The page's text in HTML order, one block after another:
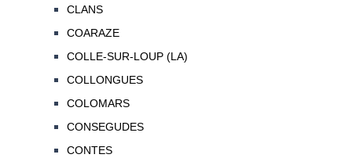
CLANS
COARAZE
COLLE-SUR-LOUP (LA)
COLLONGUES
COLOMARS
CONSEGUDES
CONTES